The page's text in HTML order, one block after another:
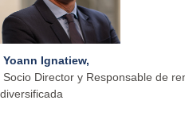
Yoann Ignatiew,
Socio Director y Responsable de
diversificada